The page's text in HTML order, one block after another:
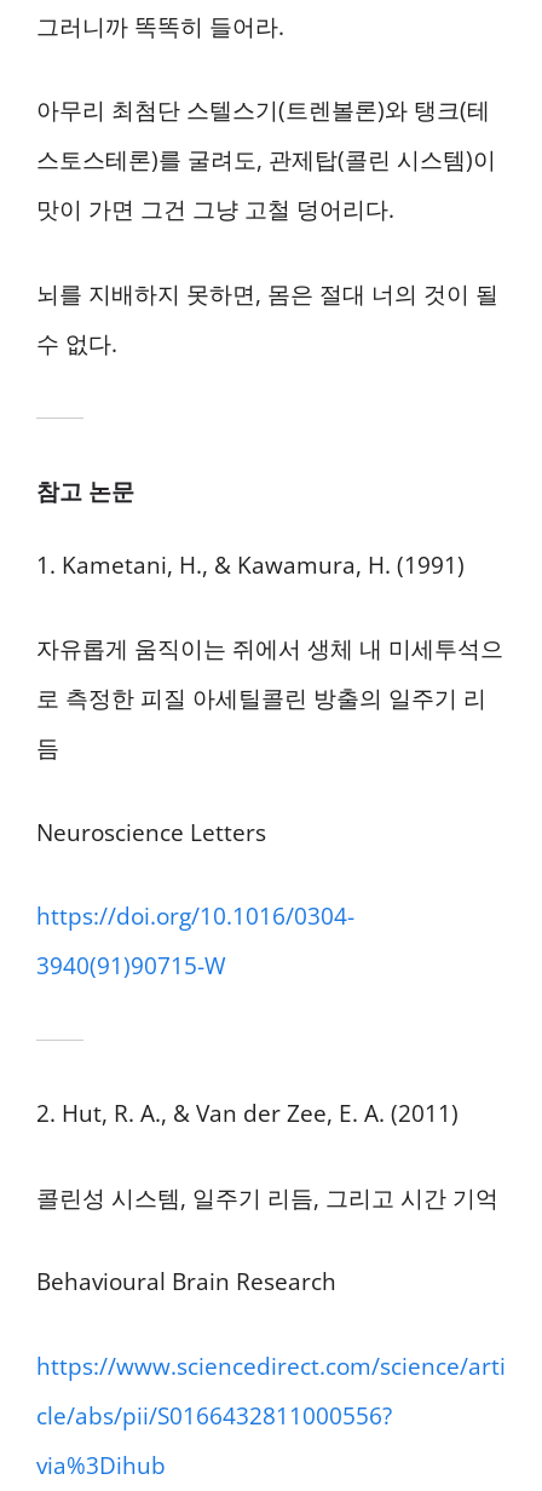
그러니까 똑똑히 들어라.
아무리 최첨단 스텔스기(트렌볼론)와 탱크(테
스토스테론)를 굴려도, 관제탑(콜린 시스템)이
맛이 가면 그건 그냥 고철 덩어리다.
뇌를 지배하지 못하면, 몸은 절대 너의 것이 될
수 없다.
참고 논문
1. Kametani, H., & Kawamura, H. (1991)
자유롭게 움직이는 쥐에서 생체 내 미세투석으
로 측정한 피질 아세틸콜린 방출의 일주기 리
듬
Neuroscience Letters
https://doi.org/10.1016/0304-
3940(91)90715-W
2. Hut, R. A., & Van der Zee, E. A. (2011)
콜린성 시스템, 일주기 리듬, 그리고 시간 기억
Behavioural Brain Research
https://www.sciencedirect.com/science/arti
cle/abs/pii/S0166432811000556?
via%3Dihub